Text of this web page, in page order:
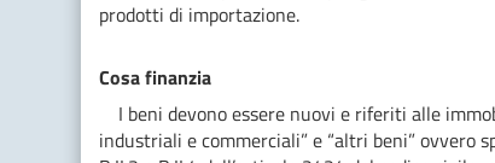
prodotti di importazione.
Cosa finanzia
I beni devono essere nuovi e riferiti alle
industriali e commerciali” e “altri beni” ovvero